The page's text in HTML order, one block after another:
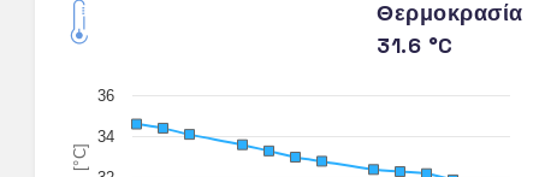
Θερμοκρασία
31.6 °C
[°C]
34
36